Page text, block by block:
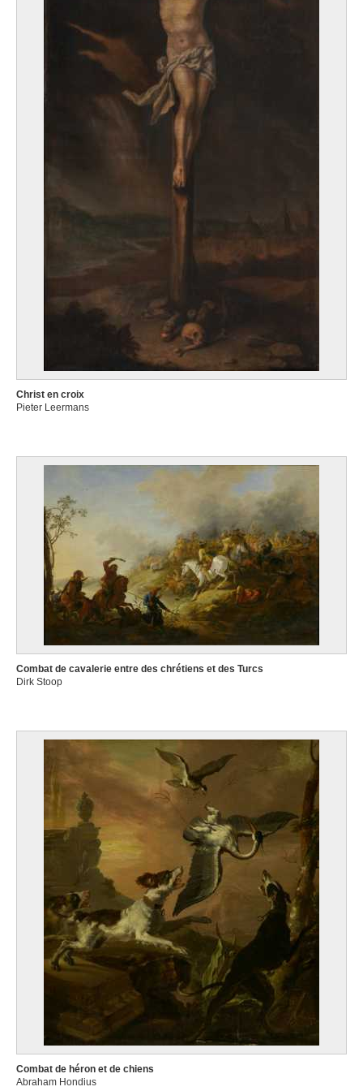
Christ en croix
Pieter Leermans
Combat de cavalerie entre des chrétiens et des Turcs
Dirk Stoop
Combat de héron et de chiens
Abraham Hondius